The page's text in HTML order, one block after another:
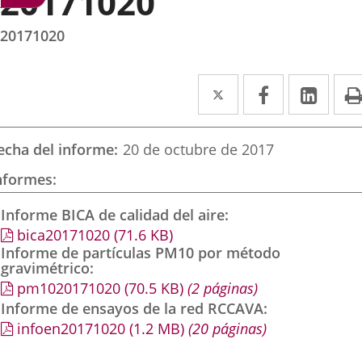
20171020
Twitter
Enlace
a
una
externa.
Facebook
Enlace
a
una
externa.
a
del informe 20 de octubre de 2017
Informe BICA de calidad del aire
bica20171020 (71.6 KB)
Informe de partículas PM10 por método
gravimétrico
pm1020171020 (70.5 KB) (2 páginas)
Informe de ensayos de la red RCCAVA
infoen20171020 (1.2 MB) (20 páginas)